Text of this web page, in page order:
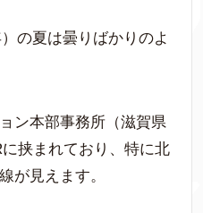
の夏は曇りばかりのよ
ン本部事務所（滋賀県
挟まれており、特に北
が見えます。